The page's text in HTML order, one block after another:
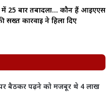
में 25 बार तबादला… कौन हैं आईएएस
सख्त कार्रवाई ने हिला दिए
पर बैठकर पढ़ने को मजबूर थे 4 लाख